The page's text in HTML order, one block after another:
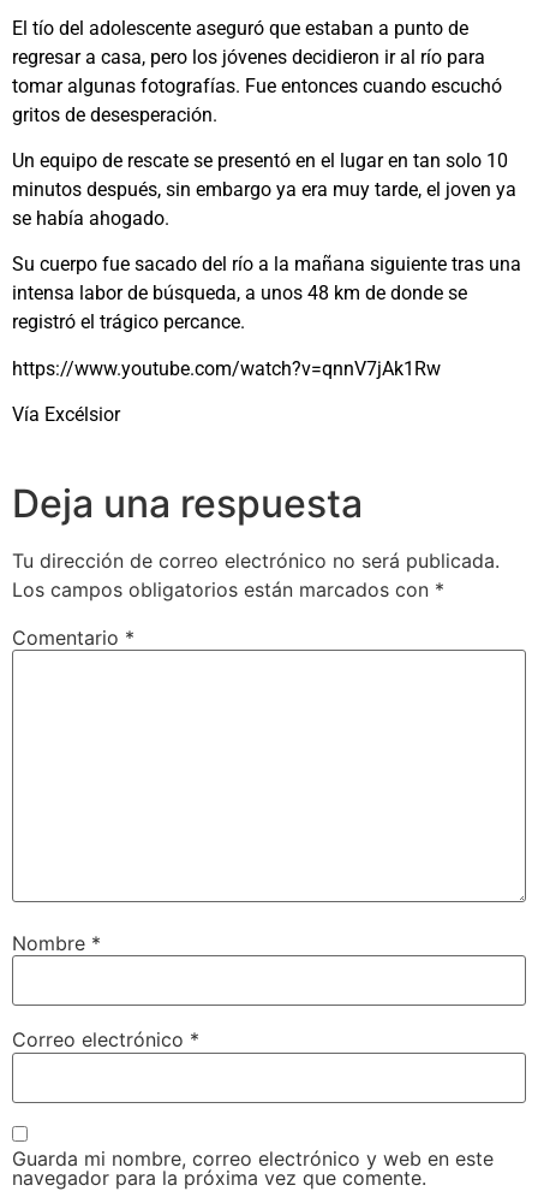
El tío del adolescente aseguró que estaban a punto de
regresar a casa, pero los jóvenes decidieron ir al río para
tomar algunas fotografías. Fue entonces cuando escuchó
gritos de desesperación.
Un equipo de rescate se presentó en el lugar en tan solo 10
minutos después, sin embargo ya era muy tarde, el joven ya
se había ahogado.
Su cuerpo fue sacado del río a la mañana siguiente tras una
intensa labor de búsqueda, a unos 48 km de donde se
registró el trágico percance.
https://www.youtube.com/watch?v=qnnV7jAk1Rw
Vía Excélsior
Deja una respuesta
Tu dirección de correo electrónico no será publicada.
Los campos obligatorios están marcados con *
Comentario *
Nombre *
Correo electrónico *
Guarda mi nombre, correo electrónico y web en este
navegador para la próxima vez que comente.